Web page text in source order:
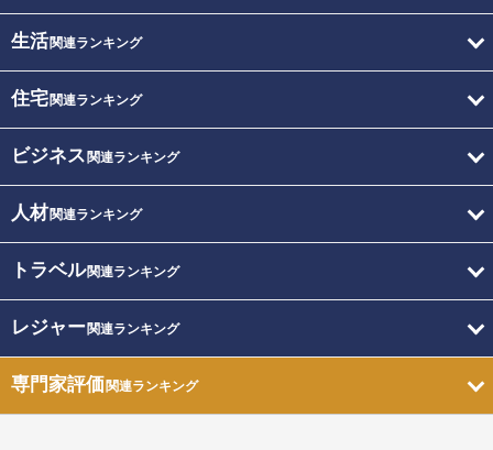
生活関連ランキング
住宅関連ランキング
ビジネス 関連ランキング
人材関連ランキング
トラベル関連ランキング
レジャー関連ランキング
専門家評価関連ランキング